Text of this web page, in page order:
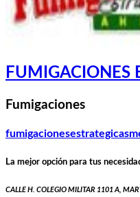
FUMIGACIONES
Fumigaciones
La mejor opción para tus
CALLE H. COLEGIO MILITAR 1101 A,